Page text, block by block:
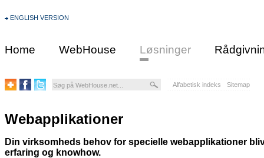
ENGLISH VERSION
Home WebHouse Løsninger
Alfabetisk indeks Sitemap
Webapplikationer
Din virksomheds behov for specielle webapplikationer
erfaring og knowhow.